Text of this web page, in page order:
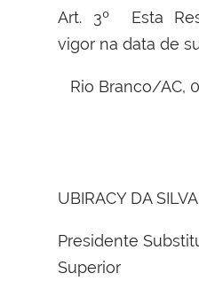
Art. 3º Esta
vigor na data de
Rio Branco/AC,
UBIRACY DA
Presidente
Superior